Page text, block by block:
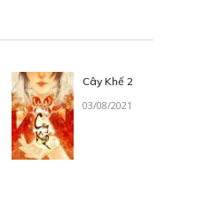
Cây Khế 2
03/08/2021